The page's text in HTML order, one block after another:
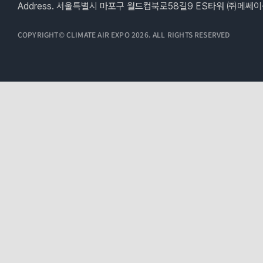
Address. 서울특별시 마포구 월드컵북로58길9 ES타워 ㈜메쎄
COPYRIGHT© CLIMATE AIR EXPO 2026. ALL RIGHTS RESERVED